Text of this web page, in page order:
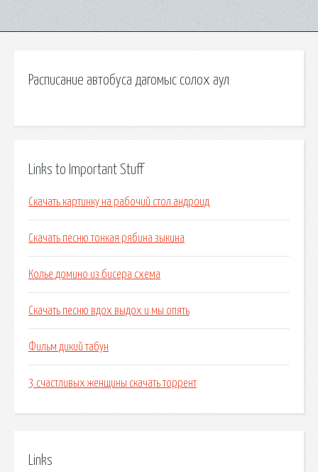
Расписание автобуса дагомыс солох аул
Links to Important Stuff
Скачать картинку на рабочий стол андроид
Скачать песню тонкая рябина зыкина
Колье домино из бисера схема
Скачать песню вдох выдох и мы опять
Фильм дикий табун
3 счастливых женщины скачать торрент
Links